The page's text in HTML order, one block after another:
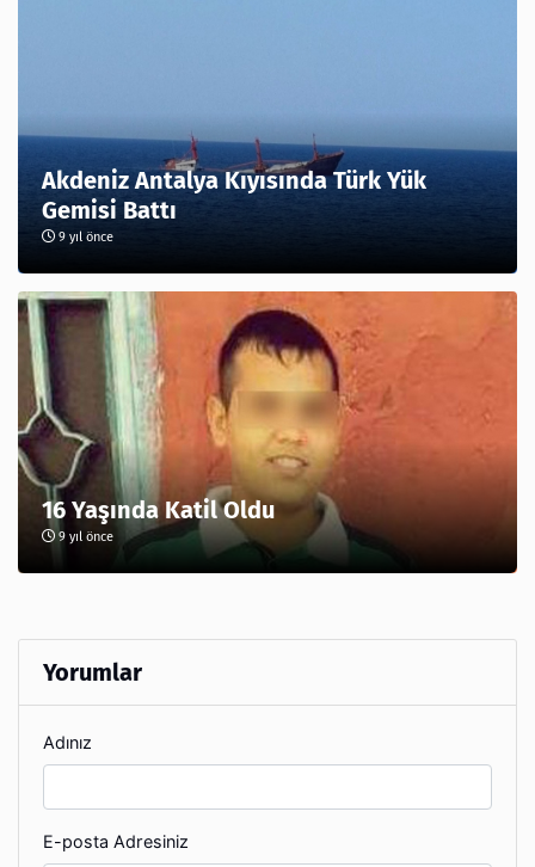
Akdeniz Antalya Kıyısında Türk Yük
Gemisi Battı
9 yıl önce
16 Yaşında Katil Oldu
9 yıl önce
Yorumlar
Adınız
E-posta Adresiniz